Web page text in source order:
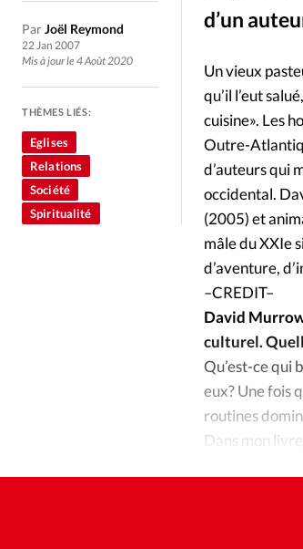
Culture
Dossier
Génération réveil
Publireportage
Société
Tour du
Vécu
d’un
ParJoël Reymond
22 Jan 2007
Mis à jour le 4 Août 2020
THÈMES LIÉS:
Eglises
Relations
Société
Spiritualité
Un vieux
qu’il l’eut
cuisine». Les
Outre-
d’auteurs qui
occidental.
(2005) et
mâle du XXIe
d’aventure,
–CREDIT–
David
culturel.
Qu’est-ce qui
eux? Une fois
routines
Dans mon